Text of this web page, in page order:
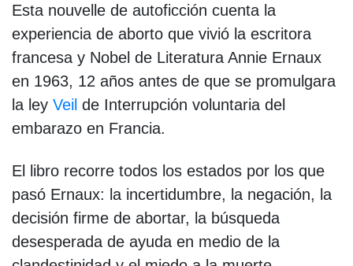
Esta nouvelle de autoficción cuenta la
experiencia de aborto que vivió la escritora
francesa y Nobel de Literatura Annie Ernaux
en 1963, 12 años antes de que se promulgara
la ley Veil de Interrupción voluntaria del
embarazo en Francia.
El libro recorre todos los estados por los que
pasó Ernaux: la incertidumbre, la negación, la
decisión firme de abortar, la búsqueda
desesperada de ayuda en medio de la